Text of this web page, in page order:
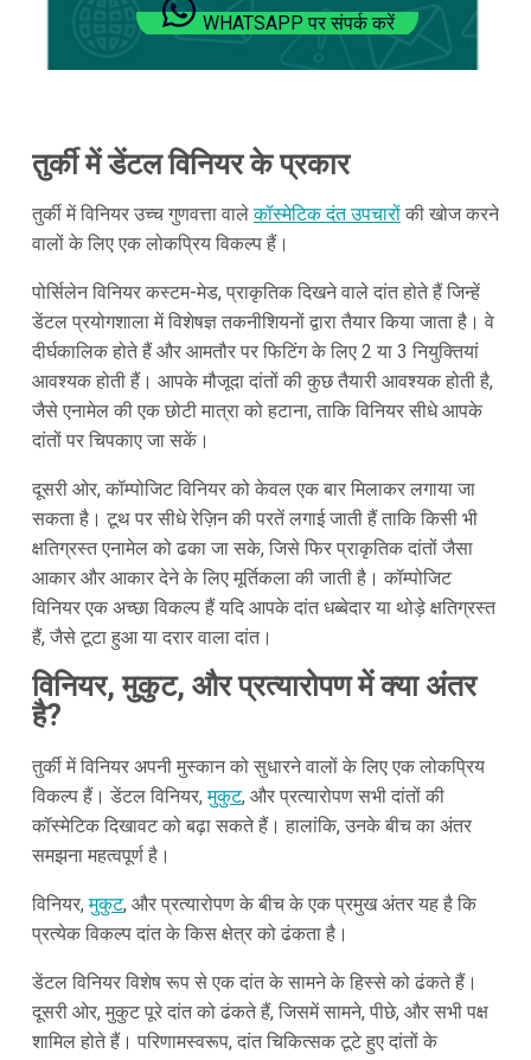
WHATSAPP पर संपर्क करें
तुर्की में डेंटल विनियर के प्रकार
तुर्की में विनियर उच्च गुणवत्ता वालेकॉस्मेटिक दंत उपचारोंकी खोज करने
वालों के लिए एक लोकप्रिय विकल्प हैं।
पोर्सिलेन विनियर कस्टम-मेड, प्राकृतिक दिखने वाले दांत होते हैं जिन्हें
डेंटल प्रयोगशाला में विशेषज्ञ तकनीशियनों द्वारा तैयार किया जाता है। वे
दीर्घकालिक होते हैं और आमतौर पर फिटिंग के लिए 2 या 3 नियुक्तियां
आवश्यक होती हैं। आपके मौजूदा दांतों की कुछ तैयारी आवश्यक होती है,
जैसे एनामेल की एक छोटी मात्रा को हटाना, ताकि विनियर सीधे आपके
दांतों पर चिपकाए जा सकें।
दूसरी ओर, कॉम्पोजिट विनियर को केवल एक बार मिलाकर लगाया जा
सकता है। टूथ पर सीधे रेज़िन की परतें लगाई जाती हैं ताकि किसी भी
क्षतिग्रस्त एनामेल को ढका जा सके, जिसे फिर प्राकृतिक दांतों जैसा
आकार और आकार देने के लिए मूर्तिकला की जाती है। कॉम्पोजिट
विनियर एक अच्छा विकल्प हैं यदि आपके दांत धब्बेदार या थोड़े क्षतिग्रस्त
हैं, जैसे टूटा हुआ या दरार वाला दांत।
विनियर, मुकुट, और प्रत्यारोपण में क्या अंतर
है?
तुर्की में विनियर अपनी मुस्कान को सुधारने वालों के लिए एक लोकप्रिय
विकल्प हैं। डेंटल विनियर,मुकुट, और प्रत्यारोपण सभी दांतों की
कॉस्मेटिक दिखावट को बढ़ा सकते हैं। हालांकि, उनके बीच का अंतर
समझना महत्वपूर्ण है।
विनियर,मुकुट, और प्रत्यारोपण के बीच के एक प्रमुख अंतर यह है कि
प्रत्येक विकल्प दांत के किस क्षेत्र को ढंकता है।
डेंटल विनियर विशेष रूप से एक दांत के सामने के हिस्से को ढंकते हैं।
दूसरी ओर, मुकुट पूरे दांत को ढंकते हैं, जिसमें सामने, पीछे, और सभी पक्ष
शामिल होते हैं। परिणामस्वरूप, दांत चिकित्सक टूटे हुए दांतों के